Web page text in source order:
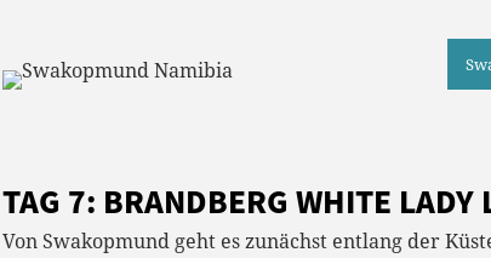
TAG 7: BRANDBERG WHITE LADY
Von Swakopmund geht es zunächst entlang der